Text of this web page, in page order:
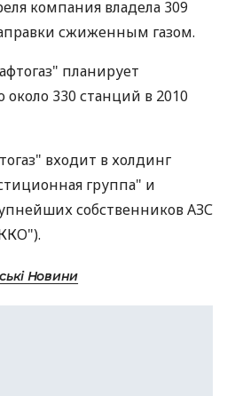
компания владела 309
сжиженным газом.
планирует
около 330 станций в 2010
входит в холдинг
группа" и
собственников АЗС
Новини